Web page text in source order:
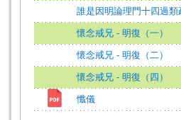
誰是因明論理門十四過類
懷念戒兄 - 明復（一）
懷念戒兄 - 明復（二）
懷念戒兄 - 明復（四）
懺儀